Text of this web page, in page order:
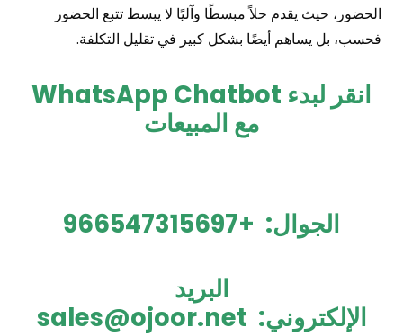
الحضور، حيث يقدم حلاً مبسطًا وآليًا لا يبسط تتبع الحضور
فحسب، بل يساهم أيضًا بشكل كبير في تقليل التكلفة.
انقر لبدء WhatsApp Chatbot
مع المبيعات
الجوال: +966547315697
البريد
الإلكتروني: sales@ojoor.net